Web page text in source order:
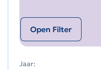
Open Filter
Jaar: